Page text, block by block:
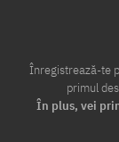
Înregistrează-te
primul
În plus, vei